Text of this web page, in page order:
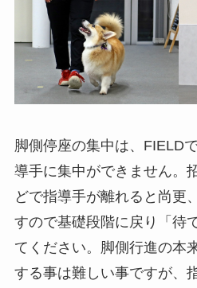
脚側停座の集中は、FIELD
導手に集中ができません。
どで指導手が離れると尚更
すので基礎段階に戻り「待
てください。脚側行進の本
する事は難しい事ですが、